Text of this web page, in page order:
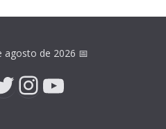
agosto de 2026 📅
Instagram
YouTube